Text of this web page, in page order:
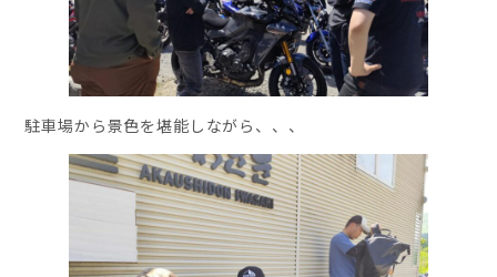
駐車場から景色を堪能しながら、、、